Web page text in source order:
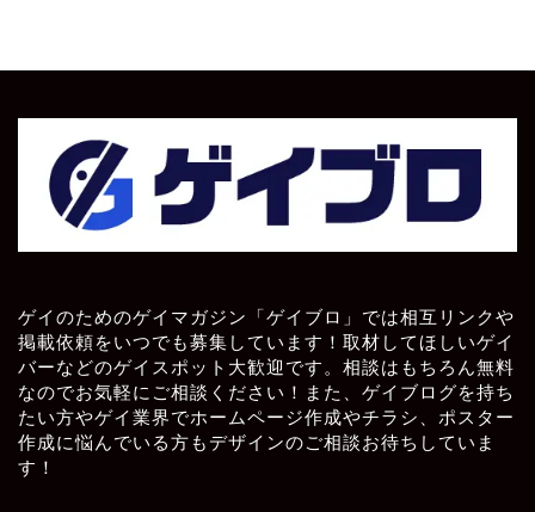
ゲイのためのゲイマガジン「ゲイブロ」では相互リンクや
掲載依頼をいつでも募集しています！取材してほしいゲイ
バーなどのゲイスポット大歓迎です。相談はもちろん無料
なのでお気軽にご相談ください！また、ゲイブログを持ち
たい方やゲイ業界でホームページ作成やチラシ、ポスター
作成に悩んでいる方もデザインのご相談お待ちしていま
す！